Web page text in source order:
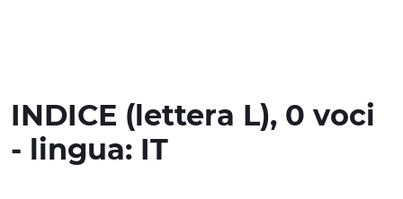
CULTURA
INDICE (lettera L), 0 voci
- lingua: IT